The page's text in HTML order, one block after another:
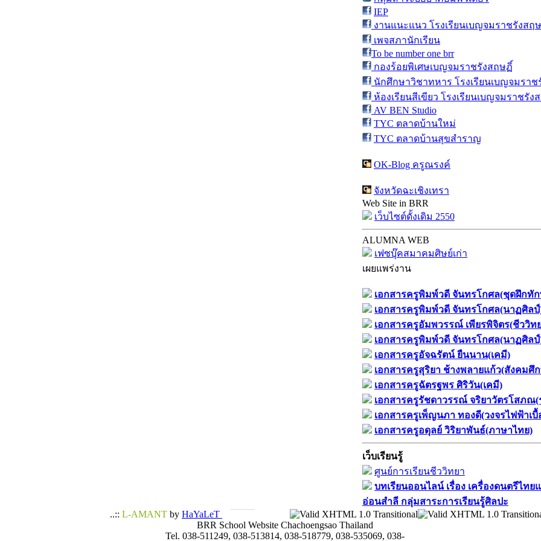
IEP
งานแนะแนว โรงเรียนเบญจมราชรังสฤ
เพจสภานักเรียน
To be number one brr
กองร้อยพิเศษเบญจมราชรังสฤษฏิ์
นักศึกษาวิชาทหาร โรงเรียนเบญจมราช
ห้องเรียนสีเขียว โรงเรียนเบญจมราชรัง
AV BEN Studio
TYC ตลาดบ้านใหม่
TYC ตลาดบ้านสุขสำราญ
OK-Blog ครูณรงค์
จังหวัดฉะเชิงเทรา
Web Site in BRR
เว็บไซต์ดั้งเดิม 2550
ALUMNA WEB
เฟซบุ๊คสมาคมศิษย์เก่า
เผยแพร่งาน
เอกสารครูพิมพ์วดี จันทรโกศล(ชุดฝึกทั
เอกสารครูพิมพ์วดี จันทรโกศล(นาฏศิลป์
เอกสารครูอัมพวรรณ์ เพียรพิจิตร(ชีววิท
เอกสารครูพิมพ์วดี จันทรโกศล(นาฏศิลป์
เอกสารครูอัจฉรัตน์ ยืนนาน(เคมี)
เอกสารครูสุริยา ช้างพลายแก้ว(สังคมศึ
เอกสารครูฉัตรฐพร ศิริวัน(เคมี)
เอกสารครูรัชดาวรรณ์ จริยาวัตรโสภณ(
เอกสารครูเพ็ญนภา ทองดี(วงจรไฟฟ้าเบื้
เอกสารครูอดุลย์ วิริยาพันธ์(ภาษาไทย)
เว็บเรียนรู้
ศูนย์การเรียนชีววิทยา
บทเรียนออนไลน์​ เรื่อง​ เครื่องดนตรีไ
อ่อนสำลี​ กลุ่มสาระการเรียนรู้ศิลปะ
..:: L-AMANT by HaYaLeT
BRR School Website Chachoengsao Thailand
Tel. 038-511249, 038-513814, 038-518779, 038-535069, 038-